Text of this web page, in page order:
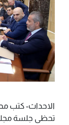
الاحداث- كتب
تحظى جلسة مجلس